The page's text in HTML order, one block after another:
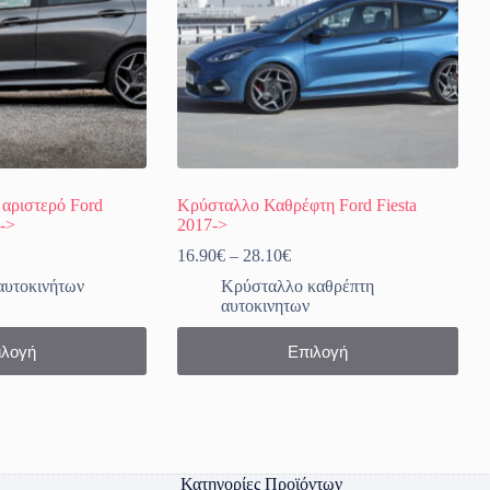
Ford
>
Κρύσταλλο Καθρέφτη Ford Fiesta
2017->
16.90€ – 28.10€Price
16.90€
through
28.10€
Κρύσταλλο καθρέπτη
αυτοκινητων
Επιλογή
Αυτό
προϊόν
επιλογές
Κατηγορίες Προϊόντων